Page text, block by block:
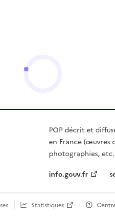
POP décrit et
en France (œuvres
photographies,
info.gouv.fr
Statistiques